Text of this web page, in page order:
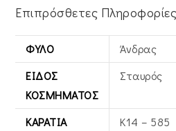
Επιπρόσθετες Πληροφορίες
ΦΎΛΟ
Άνδρας
ΕΊΔΟΣ
ΚΟΣΜΉΜΑΤΟΣ
Σταυρός
ΚΑΡΆΤΙΑ
Κ14 – 585